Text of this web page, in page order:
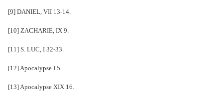
[9] DANIEL, VII 13-14.
[10] ZACHARIE, IX 9.
[11] S. LUC, I 32-33.
[12] Apocalypse I 5.
[13] Apocalypse XIX 16.